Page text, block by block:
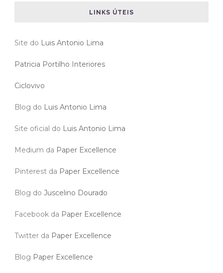
LINKS ÚTEIS
Site do Luis Antonio Lima
Patricia Portilho Interiores
Ciclovivo
Blog do Luis Antonio Lima
Site oficial do Luis Antonio Lima
Medium da Paper Excellence
Pinterest da Paper Excellence
Blog do Juscelino Dourado
Facebook da Paper Excellence
Twitter da Paper Excellence
Blog Paper Excellence